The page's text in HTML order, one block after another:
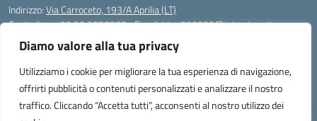
Diamo valore alla tua privacy
Utilizziamo i cookie per migliorare la tua esperienza di navigazione,
offrirti pubblicità o contenuti personalizzati e analizzare il nostro
traffico. Cliccando “Accetta tutti”, acconsenti al nostro utilizzo dei
Indirizzo:Via Carroceto, 193/A Aprilia (LT)
Centralino:+39 06 9257678 Email:Ltps060002@istruzione.it
Posta elettronica certificata (PEC): Ltps060002@pec.istruzione.it
Codice fiscale: 91001930592
Codice meccanografico: LTPS060002